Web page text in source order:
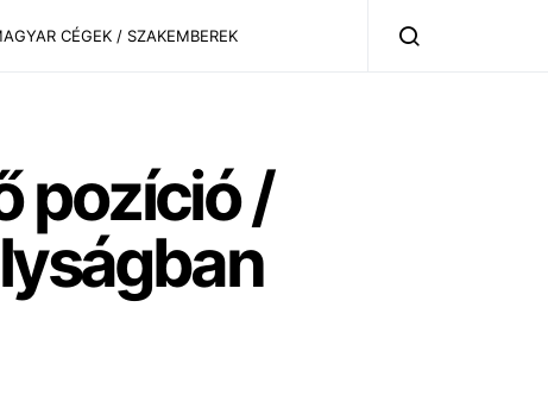
CÉGEK / SZAKEMBEREK
pozíció /